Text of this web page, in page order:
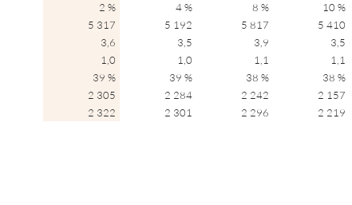
2 % 4 % 8 % 10 %
5 317 5 192 5 817 5 410
3,6 3,5 3,9 3,5
1,0 1,0 1,1 1,1
39 % 39 % 38 % 38 %
2 305 2 284 2 242 2 157
2 322 2 301 2 296 2 219